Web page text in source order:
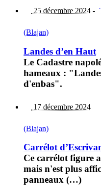
25 décembre 2024 -
(Blajan)
Landes d’en Haut
Le Cadastre
hameaux :
d'enbas".
17 décembre 2024
(Blajan)
Carrélot
Ce carrélot figure
mais n'est plus
panneaux (…)